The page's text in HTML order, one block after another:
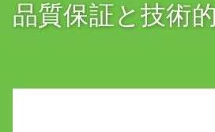
品質保証と技術